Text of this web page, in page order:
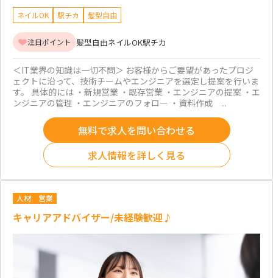
ネイルOK 駅チカ 髪型自由
注目ポイント 髪型自由ネイルOK駅チカ
＜IT業界の知識は一切不問＞ お客様からご要望があったプロジ
ェクトに沿って、技術チームやエンジニアを選定し提案を行いま
す。 具体的には ・新規営業 ・既存営業 ・エンジニアの提案 ・エ
ンジニアの管理 ・エンジニアのフォロー ・資料作成 ...
無料で求人を問い合わせる
求人情報を詳しく見る
人材 営業
キャリアアドバイザー/未経験歓迎♪